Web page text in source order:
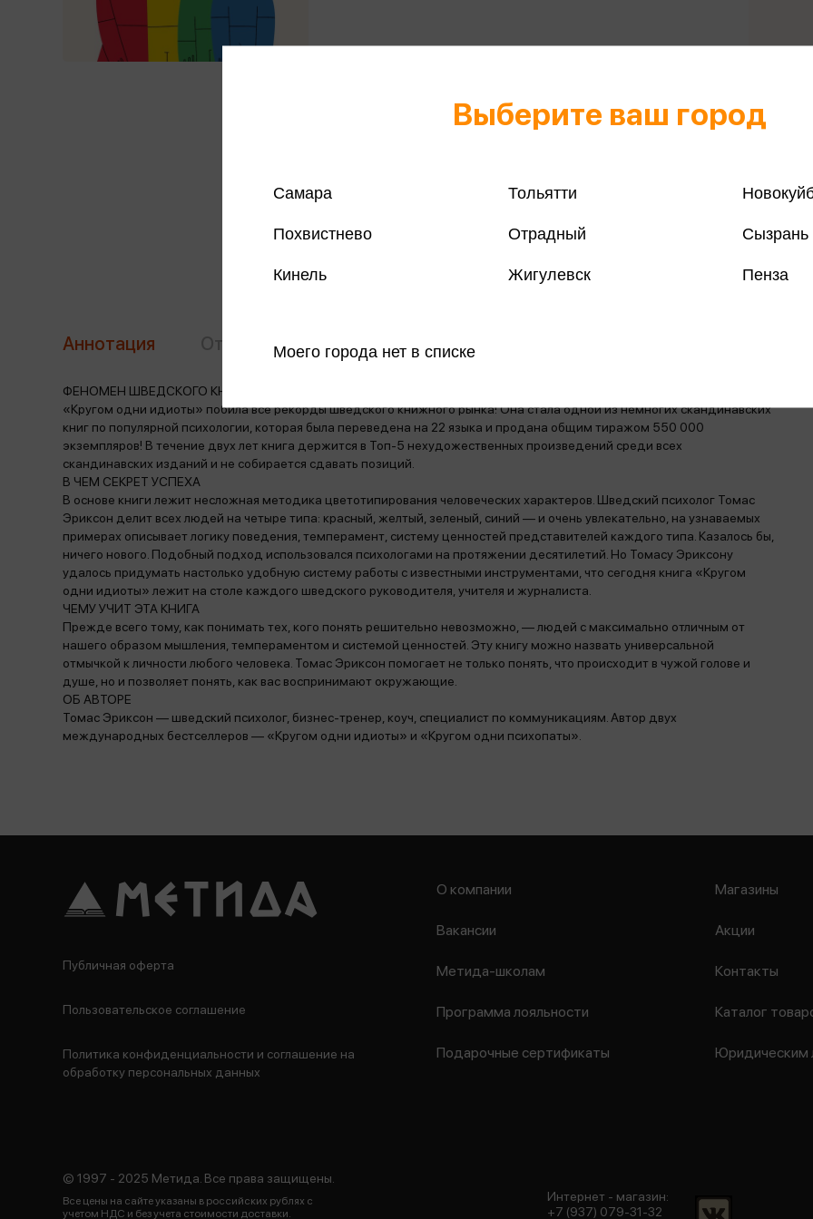
Аннотация Наличие в магазинах
ФЕНОМЕН ШВЕДСКОГО КНИГОИЗДАНИЯ
«Кругом одни идиоты» побила все рекорды шведского книжного рынка! Она стала одной из немногих скандинавских
книг по популярной психологии, которая была переведена на 22 языка и продана общим тиражом 550 000
экземпляров! В течение двух лет книга держится в Топ-5 нехудожественных произведений среди всех
скандинавских изданий и не собирается сдавать позиций.
В ЧЕМ СЕКРЕТ УСПЕХА
В основе книги лежит несложная методика цветотипирования человеческих характеров. Шведский психолог Томас
Эриксон делит всех людей на четыре типа: красный, желтый, зеленый, синий — и очень увлекательно, на узнаваемых
примерах описывает логику поведения, темперамент, систему ценностей представителей каждого типа. Казалось бы,
ничего нового. Подобный подход использовался психологами на протяжении десятилетий. Но Томасу Эриксону
удалось придумать настолько удобную систему работы с известными инструментами, что сегодня книга «Кругом
одни идиоты» лежит на столе каждого шведского руководителя, учителя и журналиста.
ЧЕМУ УЧИТ ЭТА КНИГА
Прежде всего тому, как понимать тех, кого понять решительно невозможно, — людей с максимально отличным от
нашего образом мышления, темпераментом и системой ценностей. Эту книгу можно назвать универсальной
отмычкой к личности любого человека. Томас Эриксон помогает не только понять, что происходит в чужой голове и
душе, но и позволяет понять, как вас воспринимают окружающие.
ОБ АВТОРЕ
Томас Эриксон — шведский психолог, бизнес-тренер, коуч, специалист по коммуникациям. Автор двух
международных бестселлеров — «Кругом одни идиоты» и «Кругом одни психопаты».
Выберите ваш город
Самара Тольятти
Похвистнево Отрадный Сызрань
Кинель Жигулевск Пенза
Моего города нет в списке
О компании
Вакансии
Метида-школам
Программа лояльности
Подарочные сертификаты
Магазины
Акции
Контакты
Каталог
Юридическим
Публичная оферта
Пользовательское соглашение
Политика конфиденциальности и соглашение на
обработку персональных данных
© 1997 - 2025 Метида. Все права защищены.
Все цены на сайте указаны в российских рублях с
учетом НДС и без учета стоимости доставки.
Интернет - магазин:
+7 (937) 079-31-32